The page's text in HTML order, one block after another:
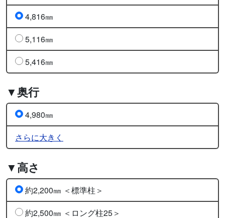
4,816㎜
5,116㎜
5,416㎜
▼奥行
4,980㎜
さらに大きく
▼高さ
約2,200㎜ ＜標準柱＞
約2,500㎜ ＜ロング柱25＞